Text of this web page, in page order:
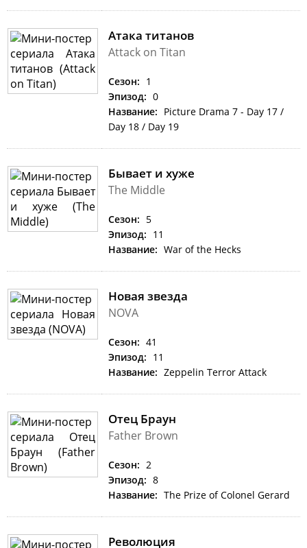
Атака титанов
Attack on Titan
Сезон: 1
Эпизод: 0
Название: Picture Drama 7 - Day 17 /
Day 18 / Day 19
Бывает и хуже
The Middle
Сезон: 5
Эпизод: 11
Название: War of the Hecks
Новая звезда
NOVA
Сезон: 41
Эпизод: 11
Название: Zeppelin Terror Attack
Отец Браун
Father Brown
Сезон: 2
Эпизод: 8
Название: The Prize of Colonel Gerard
Революция